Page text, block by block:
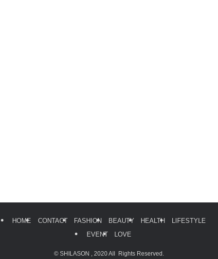
HOME CONTACT FASHION BEAUTY HEALTH
LIFESTYLE
EVENT
LOVE
© SHILASON , 2020 All Rights Reserved.